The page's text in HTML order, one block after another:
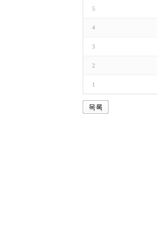
5
4
3
2
1
목록